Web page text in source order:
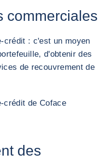
commerciales
crédit : c'est un moyen
d'obtenir des
de recouvrement de
crédit de Coface
des